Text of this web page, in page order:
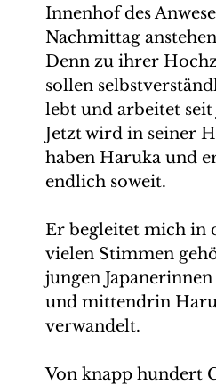
Innenhof des
Nachmittag
Denn zu ihrer
sollen
lebt und arbeitet
Jetzt wird in seiner
haben Haruka und
endlich soweit.
Er begleitet mich in
vielen Stimmen
jungen
und mittendrin
verwandelt.
Von knapp hundert